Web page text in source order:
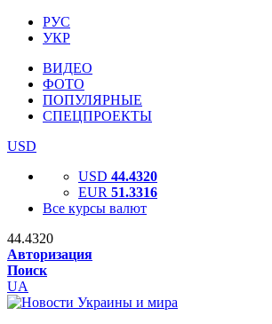
РУС
УКР
ВИДЕО
ФОТО
ПОПУЛЯРНЫЕ
СПЕЦПРОЕКТЫ
USD
USD 44.4320
EUR 51.3316
Все курсы валют
44.4320
Авторизация
Поиск
UA